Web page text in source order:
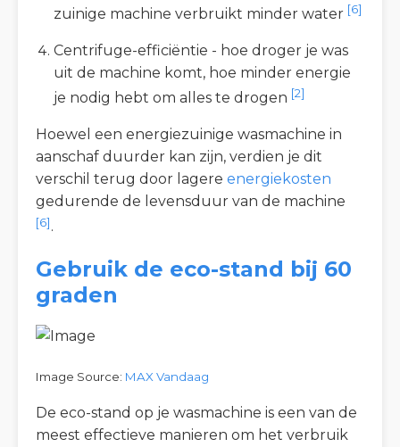
zuinige machine verbruikt minder water [6]
Centrifuge-efficiëntie - hoe droger je was
uit de machine komt, hoe minder energie
je nodig hebt om alles te drogen [2]
Hoewel een energiezuinige wasmachine in
aanschaf duurder kan zijn, verdien je dit
verschil terug door lagere energiekosten
gedurende de levensduur van de machine
[6].
Gebruik de eco-stand bij 60
graden
Image Source: MAX Vandaag
De eco-stand op je wasmachine is een van de
meest effectieve manieren om het verbruik